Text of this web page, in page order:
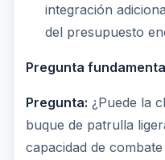
integración
del presupuesto
Pregunta
Pregunta: ¿Puede la
buque de patrulla
capacidad de